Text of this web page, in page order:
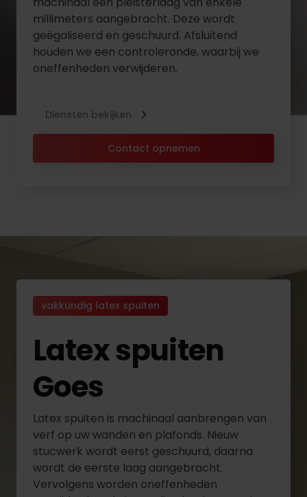
millimeters aangebracht. Deze wordt
geëgaliseerd en geschuurd. Afsluitend
houden we een controleronde, waarbij we
oneffenheden verwijderen.
Contact opnemen
Diensten bekijken
vakkundig latex spuiten
Latex spuiten
Goes
Latex spuiten is machinaal aanbrengen van
verf op uw wanden en plafonds. Nieuw
stucwerk wordt eerst geschuurd, daarna
wordt de eerste laag aangebracht.
Vervolgens worden oneffenheden